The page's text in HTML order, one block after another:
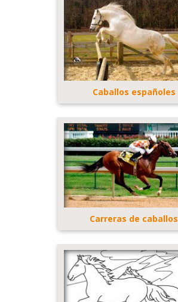
Caballos españoles
Carreras de caballos